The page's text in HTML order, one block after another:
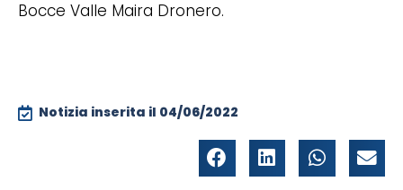
Bocce Valle Maira Dronero.
Notizia inserita il 04/06/2022